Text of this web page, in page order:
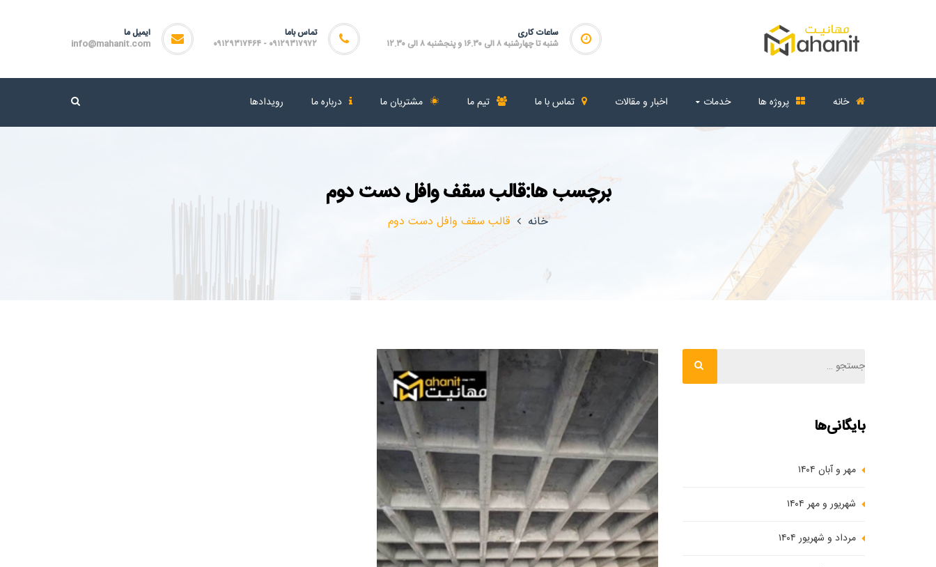
ایمیل ما
info@mahanit.com
تماس باما
۰۹۱۲۹۳۱۷۹۷۲ - ۰۹۱۲۹۳۱۷۴۶۴
ساعات کاری
شنبه تا چهارشنبه ۸ الی ۱۶.۳۰ و پنجشنبه ۸ الی ۱۲.۳۰
خانه پروژه ها خدمات اخبار و مقالات تماس با ما تیم ما مشتریان ما درباره ما رویدادها
برچسب ها:قالب سقف وافل دست دوم
خانه قالب سقف وافل دست دوم
بایگانی‌ها
مهر و آبان ۱۴۰۴
شهریور و مهر ۱۴۰۴
مرداد و شهریور ۱۴۰۴